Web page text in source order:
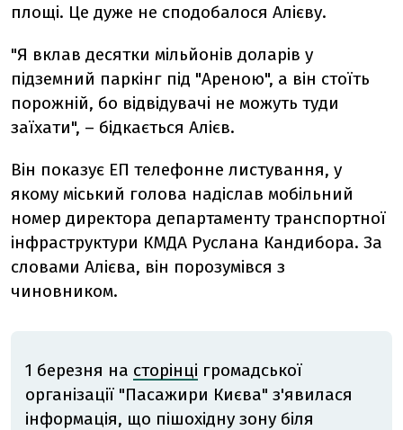
площі. Це дуже не сподобалося Алієву.
"Я вклав десятки мільйонів доларів у
підземний паркінг під "Ареною", а він стоїть
порожній, бо відвідувачі не можуть туди
заїхати", – бідкається Алієв.
Він показує ЕП телефонне листування, у
якому міський голова надіслав мобільний
номер директора департаменту транспортної
інфраструктури КМДА Руслана Кандибора. За
словами Алієва, він порозумівся з
чиновником.
1 березня на сторінці громадської
організації "Пасажири Києва" з'явилася
інформація, що пішохідну зону біля